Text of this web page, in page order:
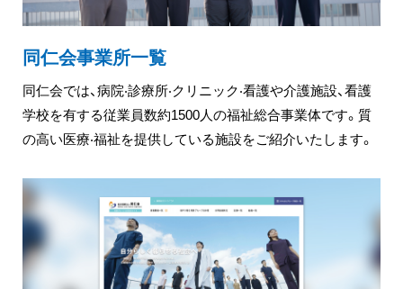
同仁会事業所一覧
同仁会では、病院‧診療所‧クリニック‧看護や介護施設、看護
学校を有する従業員数約1500人の福祉総合事業体です。質
の⾼い医療‧福祉を提供している施設をご紹介いたします。